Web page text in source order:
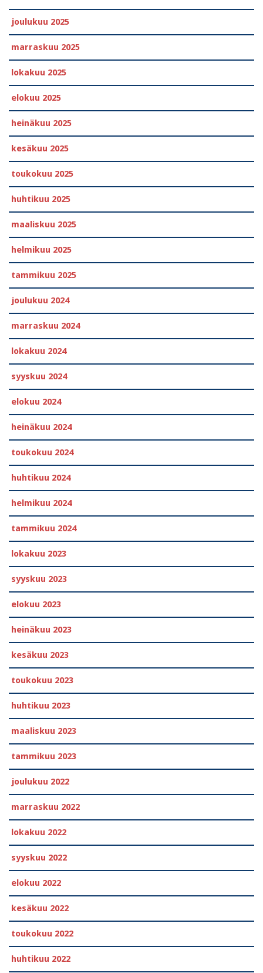
joulukuu 2025
marraskuu 2025
lokakuu 2025
elokuu 2025
heinäkuu 2025
kesäkuu 2025
toukokuu 2025
huhtikuu 2025
maaliskuu 2025
helmikuu 2025
tammikuu 2025
joulukuu 2024
marraskuu 2024
lokakuu 2024
syyskuu 2024
elokuu 2024
heinäkuu 2024
toukokuu 2024
huhtikuu 2024
helmikuu 2024
tammikuu 2024
lokakuu 2023
syyskuu 2023
elokuu 2023
heinäkuu 2023
kesäkuu 2023
toukokuu 2023
huhtikuu 2023
maaliskuu 2023
tammikuu 2023
joulukuu 2022
marraskuu 2022
lokakuu 2022
syyskuu 2022
elokuu 2022
kesäkuu 2022
toukokuu 2022
huhtikuu 2022